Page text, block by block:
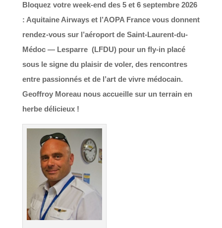
Bloquez votre week-end des 5 et 6 septembre 2026
: Aquitaine Airways et l’AOPA France vous donnent
rendez-vous sur l’aéroport de Saint-Laurent-du-
Médoc — Lesparre (LFDU) pour un fly-in placé
sous le signe du plaisir de voler, des rencontres
entre passionnés et de l’art de vivre médocain.
Geoffroy Moreau nous accueille sur un terrain en
herbe délicieux !